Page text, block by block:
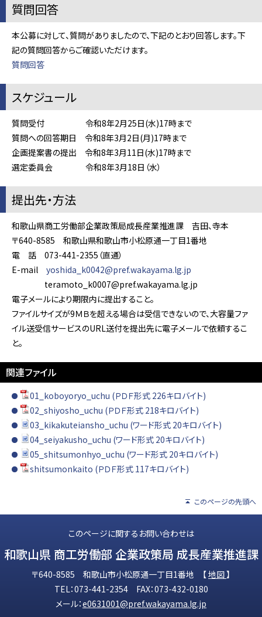
質問回答
本公募に対して、質問がありましたので、下記のとおり回答します。下
記の質問回答からご確認いただけます。
質問回答
スケジュール
質問受付 令和8年2月25日(水)17時まで
質問への回答期日 令和8年3月2日(月)17時まで
企画提案書の提出 令和8年3月11日(水)17時まで
選定委員会 令和8年3月18日（水）
提出先・方法
和歌山県商工労働部企業政策局成長産業推進課 吉田、寺本
〒640-8585 和歌山県和歌山市小松原通一丁目1番地
電 話 073-441-2355（直通）
E-mail yoshida_k0042@pref.wakayama.lg.jp
teramoto_k0007@pref.wakayama.lg.jp
電子メールにより期限内に提出すること。
ファイルサイズが9ＭＢを超える場合は受信できないので、大容量ファ
イル送受信サービスのURL送付を提出先に電子メールで依頼するこ
と。
関連ファイル
01_koboyoryo_uchu (ＰＤＦ形式 226キロバイト)
02_shiyosho_uchu (ＰＤＦ形式 218キロバイト)
03_kikakuteiansho_uchu (ワード形式 20キロバイト)
04_seiyakusho_uchu (ワード形式 20キロバイト)
05_shitsumonhyo_uchu (ワード形式 20キロバイト)
shitsumonkaito (ＰＤＦ形式 117キロバイト)
このページの先頭へ
このページに関するお問い合わせは
和歌山県 商工労働部 企業政策局 成長産業推進課
〒640-8585 和歌山市小松原通一丁目1番地 【地図】
TEL：073-441-2354 FAX：073-432-0180
メール：e0631001@pref.wakayama.lg.jp